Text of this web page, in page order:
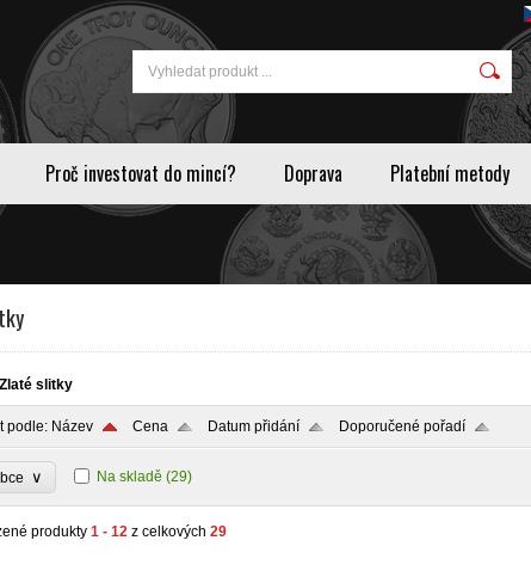
Proč investovat do mincí? Doprava Platební metody
Zlaté slitky
podle: Název Cena Datum přidání Doporučené pořadí
∨ Na skladě (29)
produkty 1 - 12 z celkových 29